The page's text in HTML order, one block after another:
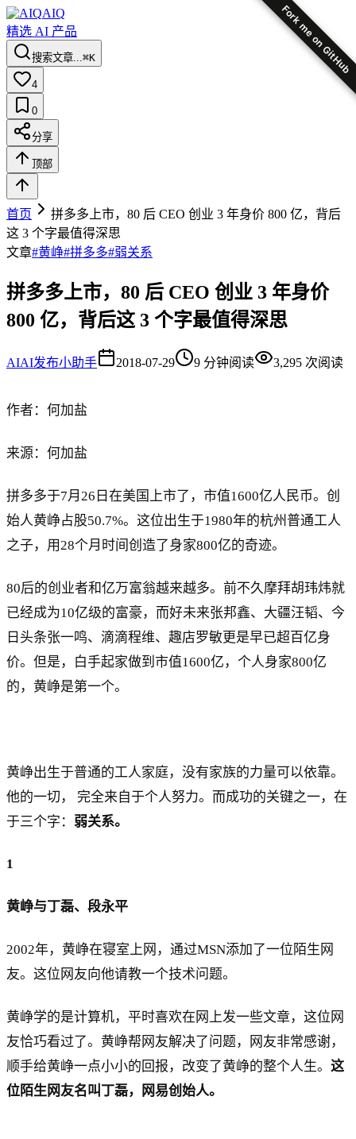
Fork me on GitHub
AIQ
精选 AI 产品
搜索文章...⌘K
4
0
分享
顶部
首页
拼多多上市，80 后 CEO 创业 3 年身价 800 亿，背后
这 3 个字最值得深思
文章#黄峥#拼多多#弱关系
拼多多上市，80 后 CEO 创业 3 年身价
800 亿，背后这 3 个字最值得深思
AIAI发布小助手 2018-07-29 9 分钟阅读 3,295 次阅读
作者：何加盐
来源：何加盐
拼多多于7月26日在美国上市了，市值1600亿人民币。创
始人黄峥占股50.7%。这位出生于1980年的杭州普通工人
之子，用28个月时间创造了身家800亿的奇迹。
80后的创业者和亿万富翁越来越多。前不久摩拜胡玮炜就
已经成为10亿级的富豪，而好未来张邦鑫、大疆汪韬、今
日头条张一鸣、滴滴程维、趣店罗敏更是早已超百亿身
价。但是，白手起家做到市值1600亿，个人身家800亿
的，黄峥是第一个。
黄峥出生于普通的工人家庭，没有家族的力量可以依靠。
他的一切， 完全来自于个人努力。而成功的关键之一，在
于三个字： 弱关系。
1
黄峥与丁磊、段永平
2002年，黄峥在寝室上网，通过MSN添加了一位陌生网
友。这位网友向他请教一个技术问题。
黄峥学的是计算机，平时喜欢在网上发一些文章，这位网
友恰巧看过了。黄峥帮网友解决了问题，网友非常感谢，
顺手给黄峥一点小小的回报，改变了黄峥的整个人生。 这
位陌生网友名叫丁磊，网易创始人。